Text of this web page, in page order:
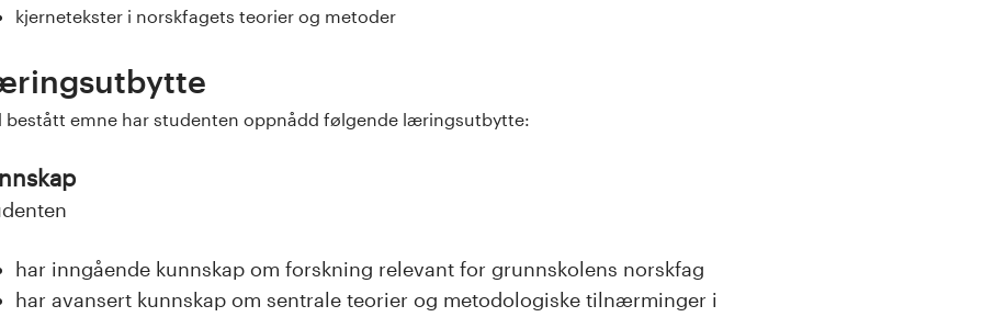
g
kjernetekster i norskfagets teorier og metoder
bestått emne har studenten oppnådd følgende læringsutbytte:
har inngående kunnskap om forskning relevant for grunnskolens norskfag
har avansert kunnskap om sentrale teorier og metodologiske tilnærminger i